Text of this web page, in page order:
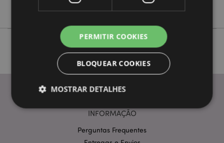
Dark Legends
INFORMAÇÃO
Perguntas Frequentes
PERMITIR COOKIES
BLOQUEAR COOKIES
MOSTRAR DETALHES
Estritamente necessários
Desempenho